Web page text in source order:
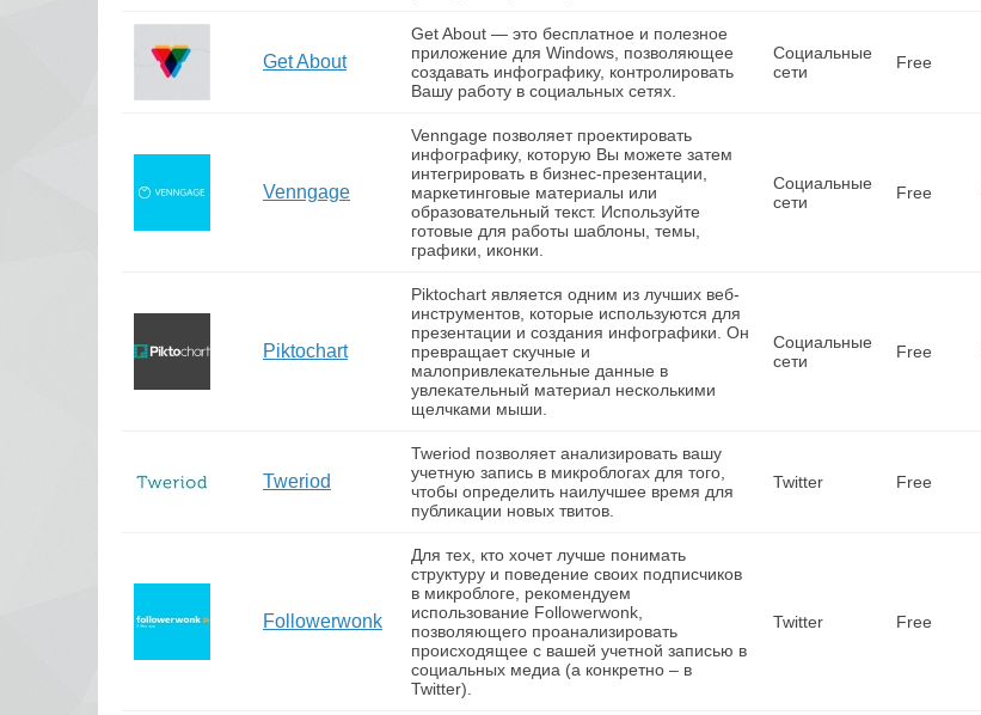
Get About
Get About — это бесплатное и полезное
приложение для Windows, позволяющее
создавать инфографику, контролировать
Вашу работу в социальных сетях.
Социальные
сети
Free
Venngage
Venngage позволяет проектировать
инфографику, которую Вы можете затем
интегрировать в бизнес-презентации,
маркетинговые материалы или
образовательный текст. Используйте
готовые для работы шаблоны, темы,
графики, иконки.
Социальные
сети
Free
Piktochart
​Piktochart является одним из лучших веб-
инструментов, которые используются для
презентации и создания инфографики. Он
превращает скучные и
малопривлекательные данные в
увлекательный материал несколькими
щелчками мыши.
Социальные
сети
Free
Tweriod
Tweriod позволяет анализировать вашу
учетную запись в микроблогах для того,
чтобы определить наилучшее время для
публикации новых твитов.
Twitter Free
Followerwonk
Для тех, кто хочет лучше понимать
структуру и поведение своих подписчиков
в микроблоге, рекомендуем
использование Followerwonk,
позволяющего проанализировать
происходящее с вашей учетной записью в
социальных медиа (а конкретно – в
Twitter).
Twitter Free